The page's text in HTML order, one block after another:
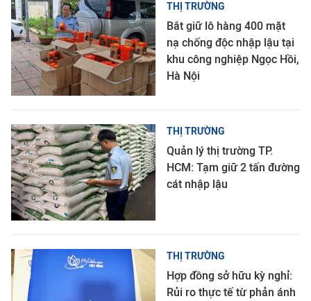
THỊ TRƯỜNG
Bắt giữ lô hàng 400 mặt
nạ chống độc nhập lậu tại
khu công nghiệp Ngọc Hồi,
Hà Nội
THỊ TRƯỜNG
Quản lý thị trường TP.
HCM: Tạm giữ 2 tấn đường
cát nhập lậu
THỊ TRƯỜNG
Hợp đồng sở hữu kỳ nghỉ:
Rủi ro thực tế từ phản ánh